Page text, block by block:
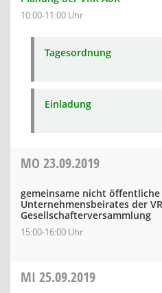
10:00-11:00 Uhr
Tagesordnung
Einladung
MO 23.09.2019
gemeinsame nicht öffentliche
Unternehmensbeirates der
Gesellschafterversammlung
15:00-16:00 Uhr
MI 25.09.2019